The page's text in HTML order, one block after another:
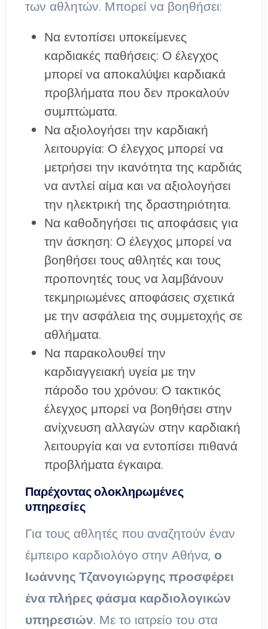
των αθλητών. Μπορεί να βοηθήσει:
Να εντοπίσει υποκείμενες
καρδιακές παθήσεις: Ο έλεγχος
μπορεί να αποκαλύψει καρδιακά
προβλήματα που δεν προκαλούν
συμπτώματα.
Να αξιολογήσει την καρδιακή
λειτουργία: Ο έλεγχος μπορεί να
μετρήσει την ικανότητα της καρδιάς
να αντλεί αίμα και να αξιολογήσει
την ηλεκτρική της δραστηριότητα.
Να καθοδηγήσει τις αποφάσεις για
την άσκηση: Ο έλεγχος μπορεί να
βοηθήσει τους αθλητές και τους
προπονητές τους να λαμβάνουν
τεκμηριωμένες αποφάσεις σχετικά
με την ασφάλεια της συμμετοχής σε
αθλήματα.
Να παρακολουθεί την
καρδιαγγειακή υγεία με την
πάροδο του χρόνου: Ο τακτικός
έλεγχος μπορεί να βοηθήσει στην
ανίχνευση αλλαγών στην καρδιακή
λειτουργία και να εντοπίσει πιθανά
προβλήματα έγκαιρα.
Παρέχοντας ολοκληρωμένες
υπηρεσίες
Για τους αθλητές που αναζητούν έναν
έμπειρο καρδιολόγο στην Αθήνα, ο
Ιωάννης Τζανογιώργης προσφέρει
ένα πλήρες φάσμα καρδιολογικών
υπηρεσιών. Με το ιατρείο του στα